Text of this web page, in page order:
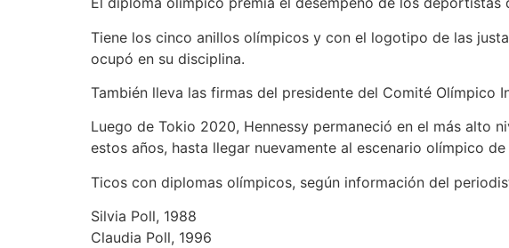
Tiene los cinco anillos olímpicos y con el logotipo de las
ocupó en su disciplina.
También lleva las firmas del presidente del Comité Olímpico
Luego de Tokio 2020, Hennessy permaneció en el más alto
estos años, hasta llegar nuevamente al escenario olímpico de
Ticos con diplomas olímpicos, según información del
Silvia Poll, 1988
Claudia Poll, 1996